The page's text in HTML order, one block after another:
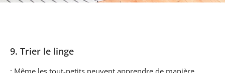
9. Trier le linge